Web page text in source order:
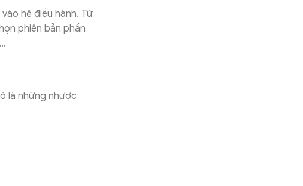
hệ điều hành. Từ
phiên bản phần
là những nhược